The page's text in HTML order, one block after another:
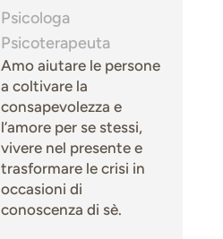
Psicologa
Psicoterapeuta
Amo aiutare le persone
a coltivare la
consapevolezza e
l’amore per se stessi,
vivere nel presente e
trasformare le crisi in
occasioni di
conoscenza di sè.